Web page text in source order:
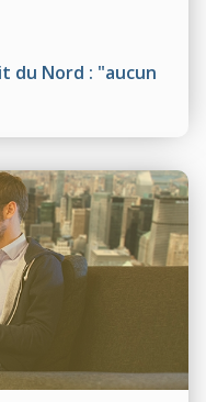
du Nord : "aucun